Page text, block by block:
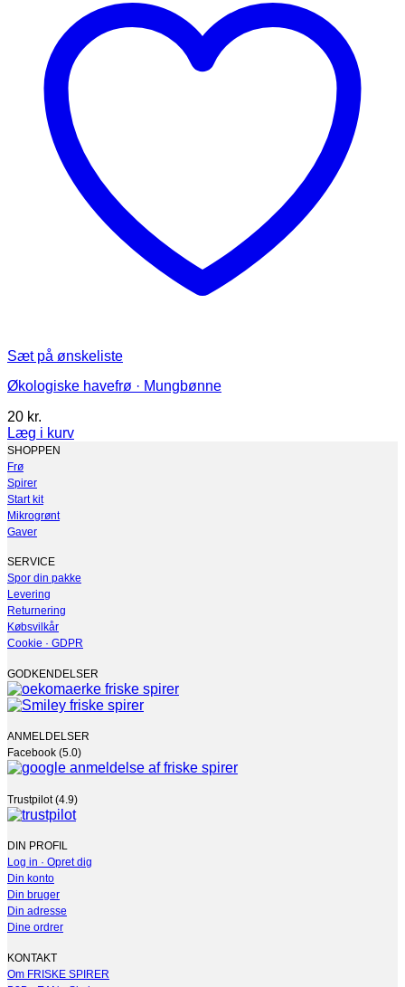
Mulighederne
varesiden
Sæt på ønskeliste
Økologiske havefrø · Mungbønne
20 kr.
Læg i kurv
SHOPPEN
Frø
Spirer
Start kit
Mikrogrønt
Gaver
SERVICE
Spor din pakke
Levering
Returnering
Købsvilkår
Cookie · GDPR
GODKENDELSER
ANMELDELSER
Facebook (5.0)
Trustpilot (4.9)
DIN PROFIL
Log in · Opret dig
Din konto
Din bruger
Din adresse
Dine ordrer
KONTAKT
Om FRISKE SPIRER